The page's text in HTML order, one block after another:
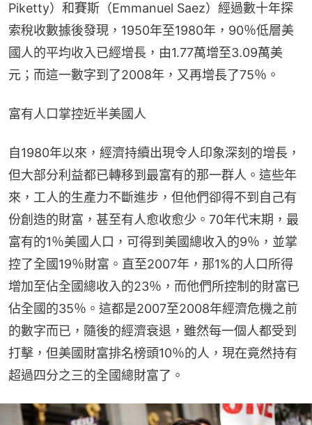
Piketty）和賽斯（Emmanuel Saez）經過數十年探
索稅收數據後發現，1950年至1980年，90％低層美
國人的平均收入已經增長，由1.77萬增至3.09萬美
元；而這一數字到了2008年，又再增長了75％。
富有人口掌控近半美國人
自1980年以來，經濟持續出現令人印象深刻的增長，
但大部分利益都已轉移到最富有的那一群人。這些年
來，工人的生產力不斷進步，但他們卻得不到自己有
份創造的財富，甚至有人愈收愈少。70年代末期，最
富有的1％美國人口，可得到美國總收入的9％，並掌
控了全國19％財富。直至2007年，那1%的人口所得
增加至佔全國總收入的23％，而他們所控制的財富已
佔全國的35％。這都是2007至2008年經濟危機之前
的數字而已，隨後的經濟衰退，雖然每一個人都受到
打擊，但美國財富排名榜頭10％的人，現在竟然持有
超過四分之三的全國總財富了。